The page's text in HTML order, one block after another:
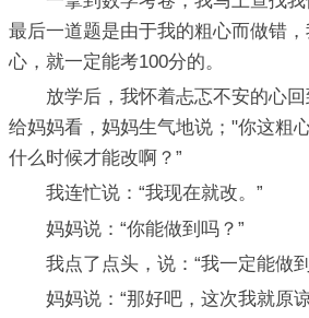
最后一道题是由于我的粗心而做错
心，就一定能考100分的。
放学后，我怀着忐忑不安的心回
给妈妈看，妈妈生气地说；"你这粗
什么时候才能改啊？”
我连忙说：“我现在就改。”
妈妈说：“你能做到吗？”
我点了点头，说：“我一定能做
妈妈说：“那好吧，这次我就原